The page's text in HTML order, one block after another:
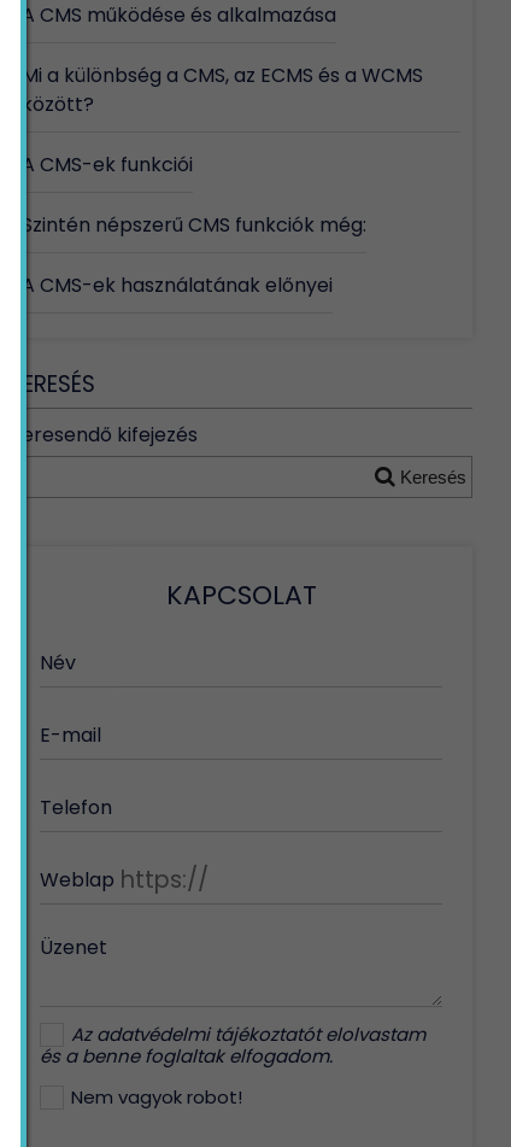
A CMS működése és alkalmazása
Mi a különbség a CMS, az ECMS és a WCMS
között?
A CMS-ek funkciói
Szintén népszerű CMS funkciók még:
A CMS-ek használatának előnyei
KERESÉS
Keresendő kifejezés
Keresés
KAPCSOLAT
Név
E-mail
Telefon
Weblap
Üzenet
Azadatvédelmi tájékoztatótelolvastam
és a benne foglaltak elfogadom.
Nem vagyok robot!